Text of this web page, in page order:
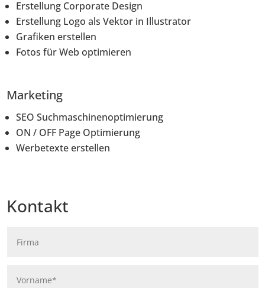
Erstellung Corporate Design
Erstellung Logo als Vektor in Illustrator
Grafiken erstellen
Fotos für Web optimieren
Marketing
SEO Suchmaschinenoptimierung
ON / OFF Page Optimierung
Werbetexte erstellen
Kontakt